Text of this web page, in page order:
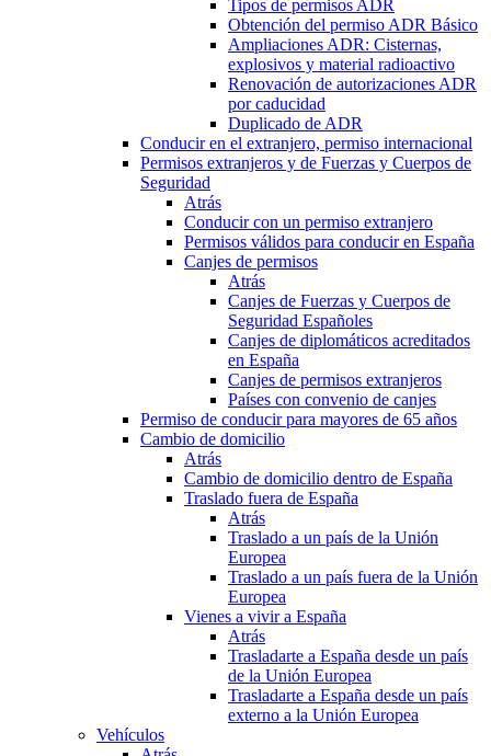
Tipos de permisos ADR
Obtención del permiso ADR Básico
Ampliaciones ADR: Cisternas,
explosivos y material radioactivo
Renovación de autorizaciones ADR
por caducidad
Duplicado de ADR
Conducir en el extranjero, permiso internacional
Permisos extranjeros y de Fuerzas y Cuerpos de
Seguridad
Atrás
Conducir con un permiso extranjero
Permisos válidos para conducir en España
Canjes de permisos
Atrás
Canjes de Fuerzas y Cuerpos de
Seguridad Españoles
Canjes de diplomáticos acreditados
en España
Canjes de permisos extranjeros
Países con convenio de canjes
Permiso de conducir para mayores de 65 años
Cambio de domicilio
Atrás
Cambio de domicilio dentro de España
Traslado fuera de España
Atrás
Traslado a un país de la Unión
Europea
Traslado a un país fuera de la Unión
Europea
Vienes a vivir a España
Atrás
Trasladarte a España desde un país
de la Unión Europea
Trasladarte a España desde un país
externo a la Unión Europea
Vehículos